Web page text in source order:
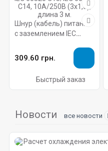
Шнур (кабель) питания
с заземлением IEC
C14, 10А/250В (3x1,0),
длина 3 м.
309.60 грн.
Быстрый заказ
Новости все новости